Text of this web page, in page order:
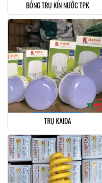
BÓNG TRỤ KÍN NƯỚC TPK
TRỤ KAIDA